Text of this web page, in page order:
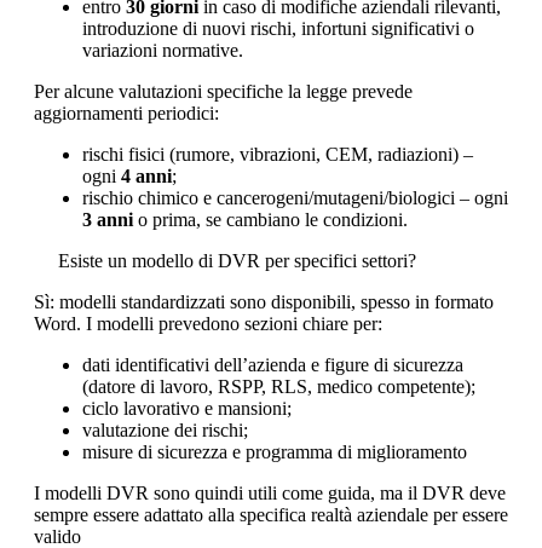
entro 30 giorni in caso di modifiche aziendali rilevanti,
introduzione di nuovi rischi, infortuni significativi o
variazioni normative.
Per alcune valutazioni specifiche la legge prevede
aggiornamenti periodici:
rischi fisici (rumore, vibrazioni, CEM, radiazioni) –
ogni 4 anni;
rischio chimico e cancerogeni/mutageni/biologici – ogni
3 anni o prima, se cambiano le condizioni.
Esiste un modello di DVR per specifici settori?
Sì: modelli standardizzati sono disponibili, spesso in formato
Word. I modelli prevedono sezioni chiare per:
dati identificativi dell’azienda e figure di sicurezza
(datore di lavoro, RSPP, RLS, medico competente);
ciclo lavorativo e mansioni;
valutazione dei rischi;
misure di sicurezza e programma di miglioramento
I modelli DVR sono quindi utili come guida, ma il DVR deve
sempre essere adattato alla specifica realtà aziendale per essere
valido